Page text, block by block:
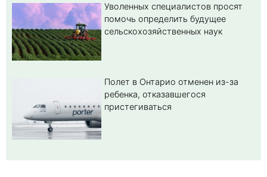
Уволенных специалистов просят
помочь определить будущее
сельскохозяйственных наук
Полет в Онтарио отменен из-за
ребенка, отказавшегося
пристегиваться